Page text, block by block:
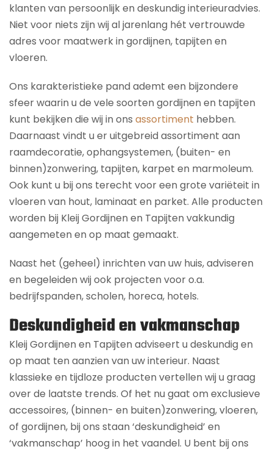
klanten van persoonlijk en deskundig interieuradvies.
Niet voor niets zijn wij al jarenlang hét vertrouwde
adres voor maatwerk in gordijnen, tapijten en
vloeren.
Ons karakteristieke pand ademt een bijzondere
sfeer waarin u de vele soorten gordijnen en tapijten
kunt bekijken die wij in ons assortiment hebben.
Daarnaast vindt u er uitgebreid assortiment aan
raamdecoratie, ophangsystemen, (buiten- en
binnen)zonwering, tapijten, karpet en marmoleum.
Ook kunt u bij ons terecht voor een grote variëteit in
vloeren van hout, laminaat en parket. Alle producten
worden bij Kleij Gordijnen en Tapijten vakkundig
aangemeten en op maat gemaakt.
Naast het (geheel) inrichten van uw huis, adviseren
en begeleiden wij ook projecten voor o.a.
bedrijfspanden, scholen, horeca, hotels.
Deskundigheid en vakmanschap
Kleij Gordijnen en Tapijten adviseert u deskundig en
op maat ten aanzien van uw interieur. Naast
klassieke en tijdloze producten vertellen wij u graag
over de laatste trends. Of het nu gaat om exclusieve
accessoires, (binnen- en buiten)zonwering, vloeren,
of gordijnen, bij ons staan ‘deskundigheid’ en
‘vakmanschap’ hoog in het vaandel. U bent bij ons